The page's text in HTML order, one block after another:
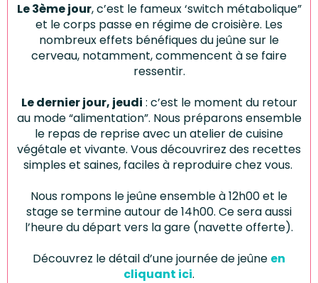
Le 3ème jour, c’est le fameux ‘switch métabolique”
et le corps passe en régime de croisière. Les
nombreux effets bénéfiques du jeûne sur le
cerveau, notamment, commencent à se faire
ressentir.
Le dernier jour, jeudi : c’est le moment du retour
au mode “alimentation”. Nous préparons ensemble
le repas de reprise avec un atelier de cuisine
végétale et vivante. Vous découvrirez des recettes
simples et saines, faciles à reproduire chez vous.
Nous rompons le jeûne ensemble à 12h00 et le
stage se termine autour de 14h00. Ce sera aussi
l’heure du départ vers la gare (navette offerte).
Découvrez le détail d’une journée de jeûne en
cliquant ici.